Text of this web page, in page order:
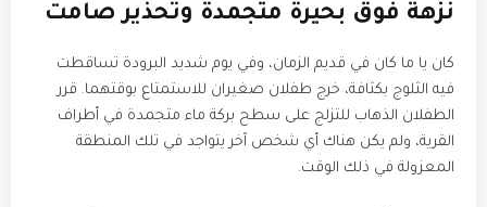
نزهة فوق بحيرة متجمدة وتحذير صامت
​كان يا ما كان في قديم الزمان، وفي يوم شديد البرودة تساقطت
فيه الثلوج بكثافة، خرج طفلان صغيران للاستمتاع بوقتهما. قرر
الطفلان الذهاب للتزلج على سطح بركة ماء متجمدة في أطراف
القرية، ولم يكن هناك أي شخص آخر يتواجد في تلك المنطقة
المعزولة في ذلك الوقت.